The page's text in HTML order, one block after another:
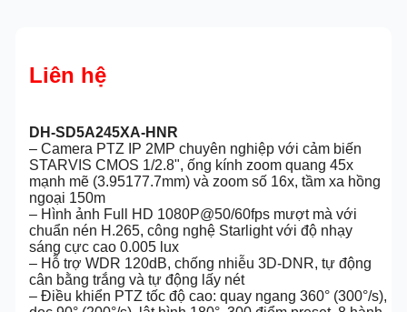
Liên hệ
DH-SD5A245XA-HNR
– Camera PTZ IP 2MP chuyên nghiệp với cảm biến
STARVIS CMOS 1/2.8", ống kính zoom quang 45x
mạnh mẽ (3.95177.7mm) và zoom số 16x, tầm xa hồng
ngoại 150m
– Hình ảnh Full HD 1080P@50/60fps mượt mà với
chuẩn nén H.265, công nghệ Starlight với độ nhạy
sáng cực cao 0.005 lux
– Hỗ trợ WDR 120dB, chống nhiễu 3D-DNR, tự động
cân bằng trắng và tự động lấy nét
– Điều khiển PTZ tốc độ cao: quay ngang 360° (300°/s),